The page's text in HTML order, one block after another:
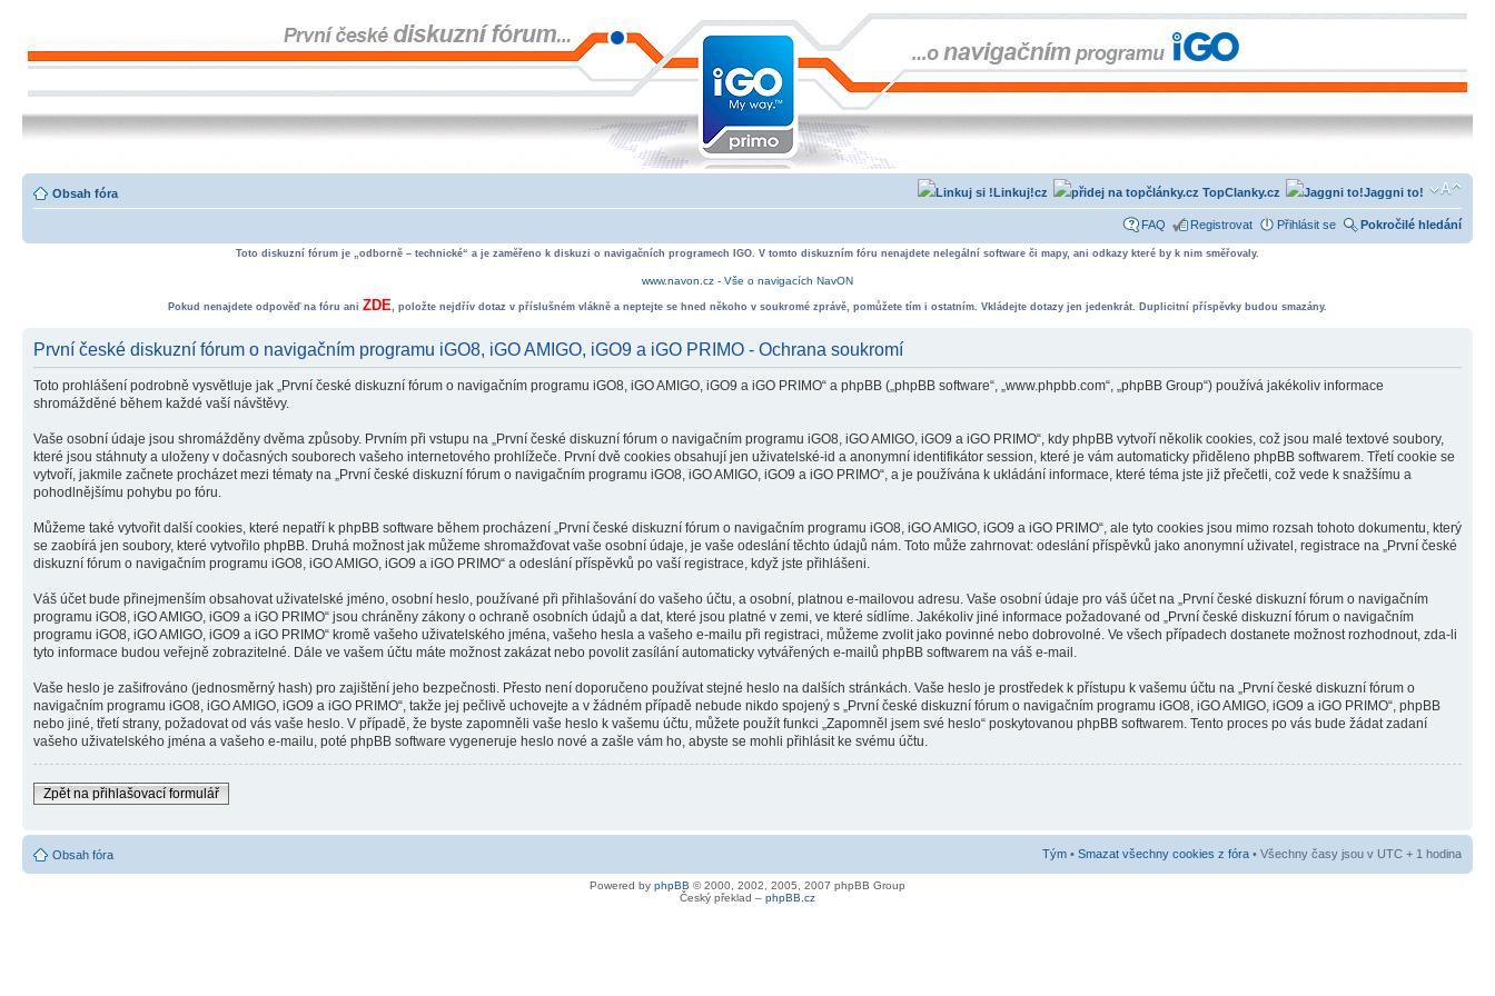
Obsah fóra Jaggni to!
TopClanky.cz
Linkuj!cz
FAQ Registrovat Přihlásit se Pokročilé hledání
Toto diskuzní fórum je „odborně – technické“ a je zaměřeno k diskuzi o navigačních programech IGO. V tomto diskuzním fóru nenajdete nelegální software či mapy, ani odkazy které by k nim směřovaly.
www.navon.cz - Vše o navigacích NavON
Pokud nenajdete odpověď na fóru ani ZDE, položte nejdřív dotaz v příslušném vlákně a neptejte se hned někoho v soukromé zprávě, pomůžete tím i ostatním. Vkládejte dotazy jen jedenkrát. Duplicitní příspěvky budou smazány.
První české diskuzní fórum o navigačním programu iGO8, iGO AMIGO, iGO9 a iGO PRIMO - Ochrana soukromí
Toto prohlášení podrobně vysvětluje jak „První české diskuzní fórum o navigačním programu iGO8, iGO AMIGO, iGO9 a iGO PRIMO“ a phpBB („phpBB software“, „www.phpbb.com“, „phpBB Group“) používá jakékoliv informace
shromážděné během každé vaší návštěvy.
Vaše osobní údaje jsou shromážděny dvěma způsoby. Prvním při vstupu na „První české diskuzní fórum o navigačním programu iGO8, iGO AMIGO, iGO9 a iGO PRIMO“, kdy phpBB vytvoří několik cookies, což jsou malé textové soubory,
které jsou stáhnuty a uloženy v dočasných souborech vašeho internetového prohlížeče. První dvě cookies obsahují jen uživatelské-id a anonymní identifikátor session, které je vám automaticky přiděleno phpBB softwarem. Třetí cookie se
vytvoří, jakmile začnete procházet mezi tématy na „První české diskuzní fórum o navigačním programu iGO8, iGO AMIGO, iGO9 a iGO PRIMO“, a je používána k ukládání informace, které téma jste již přečetli, což vede k snažšímu a
pohodlnějšímu pohybu po fóru.
Můžeme také vytvořit další cookies, které nepatří k phpBB software během procházení „První české diskuzní fórum o navigačním programu iGO8, iGO AMIGO, iGO9 a iGO PRIMO“, ale tyto cookies jsou mimo rozsah tohoto dokumentu, který
se zaobírá jen soubory, které vytvořilo phpBB. Druhá možnost jak můžeme shromažďovat vaše osobní údaje, je vaše odeslání těchto údajů nám. Toto může zahrnovat: odeslání příspěvků jako anonymní uživatel, registrace na „První české
diskuzní fórum o navigačním programu iGO8, iGO AMIGO, iGO9 a iGO PRIMO“ a odeslání příspěvků po vaší registrace, když jste přihlášeni.
Váš účet bude přinejmenším obsahovat uživatelské jméno, osobní heslo, používané při přihlašování do vašeho účtu, a osobní, platnou e-mailovou adresu. Vaše osobní údaje pro váš účet na „První české diskuzní fórum o navigačním
programu iGO8, iGO AMIGO, iGO9 a iGO PRIMO“ jsou chráněny zákony o ochraně osobních údajů a dat, které jsou platné v zemi, ve které sídlíme. Jakékoliv jiné informace požadované od „První české diskuzní fórum o navigačním
programu iGO8, iGO AMIGO, iGO9 a iGO PRIMO“ kromě vašeho uživatelského jména, vašeho hesla a vašeho e-mailu při registraci, můžeme zvolit jako povinné nebo dobrovolné. Ve všech případech dostanete možnost rozhodnout, zda-li
tyto informace budou veřejně zobrazitelné. Dále ve vašem účtu máte možnost zakázat nebo povolit zasílání automaticky vytvářených e-mailů phpBB softwarem na váš e-mail.
Vaše heslo je zašifrováno (jednosměrný hash) pro zajištění jeho bezpečnosti. Přesto není doporučeno používat stejné heslo na dalších stránkách. Vaše heslo je prostředek k přístupu k vašemu účtu na „První české diskuzní fórum o
navigačním programu iGO8, iGO AMIGO, iGO9 a iGO PRIMO“, takže jej pečlivě uchovejte a v žádném případě nebude nikdo spojený s „První české diskuzní fórum o navigačním programu iGO8, iGO AMIGO, iGO9 a iGO PRIMO“, phpBB
nebo jiné, třetí strany, požadovat od vás vaše heslo. V případě, že byste zapomněli vaše heslo k vašemu účtu, můžete použít funkci „Zapomněl jsem své heslo“ poskytovanou phpBB softwarem. Tento proces po vás bude žádat zadaní
vašeho uživatelského jména a vašeho e-mailu, poté phpBB software vygeneruje heslo nové a zašle vám ho, abyste se mohli přihlásit ke svému účtu.
Zpět na přihlašovací formulář
Obsah fóra Tým • Smazat všechny cookies z fóra • Všechny časy jsou v UTC + 1 hodina
Powered by phpBB © 2000, 2002, 2005, 2007 phpBB Group
Český překlad – phpBB.cz